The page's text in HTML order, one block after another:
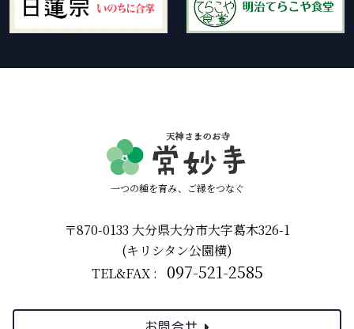
一つの種を育み、ご縁をつなぐ
〒870-0133 大分県大分市大字葛木326-1
(キリシタン公園横)
TEL&FAX :
097-521-2585